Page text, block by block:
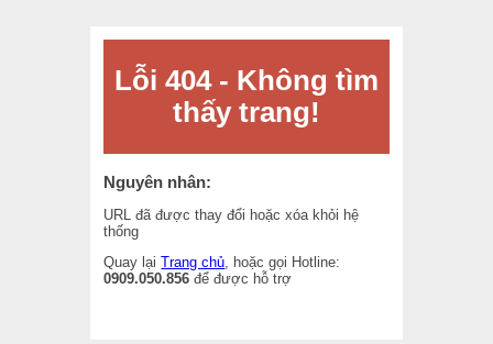
Lỗi 404 - Không tìm
thấy trang!
Nguyên nhân:
URL đã được thay đổi hoặc xóa khỏi hệ
thống
Quay lạiTrang chủ , hoặc gọi Hotline:
0909.050.856 để được hỗ trợ